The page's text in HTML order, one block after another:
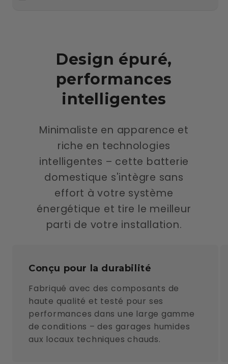
Design épuré,
performances
intelligentes
Minimaliste en apparence et
riche en technologies
intelligentes – cette batterie
domestique s'intègre sans
effort à votre système
énergétique et tire le meilleur
parti de votre installation.
Conçu pour la durabilité
Fabriqué avec des composants de
haute qualité et testé pour ses
performances dans une large gamme
de conditions – des garages humides
aux locaux techniques chauds.